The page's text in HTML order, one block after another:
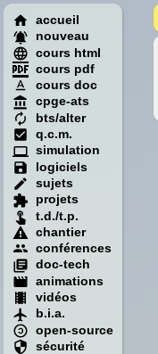
accueil
nouveau
cours html
cours pdf
cours doc
cpge-ats
bts/alter
q.c.m.
simulation
logiciels
sujets
projets
t.d./t.p.
chantier
conférences
doc-tech
animations
vidéos
b.i.a.
open-source
sécurité